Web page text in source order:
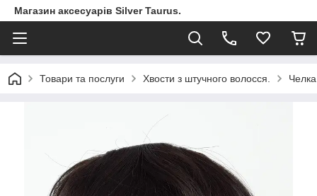
Магазин аксесуарів Silver Taurus.
Товари та послуги Хвости з штучного волосся. Челка